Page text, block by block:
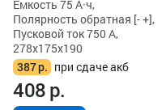
Ёмкость 75 А·ч,
Полярность обратная [- +],
Пусковой ток 750 А,
278x175x190
387р. при сдаче акб
408р.